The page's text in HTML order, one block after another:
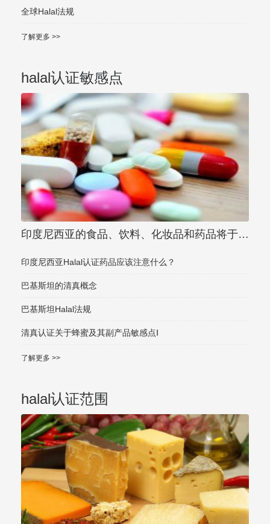
全球Halal法规
了解更多 >>
halal认证敏感点
印度尼西亚的食品、饮料、化妆品和药品将于
印度尼西亚Halal认证药品应该注意什么？
巴基斯坦的清真概念
巴基斯坦Halal法规
清真认证关于蜂蜜及其副产品敏感点Ⅰ
了解更多 >>
halal认证范围